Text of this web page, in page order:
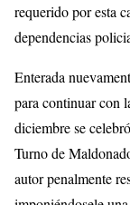
requerido por esta
dependencias
Enterada
para continuar con
diciembre se
Turno de
autor penalmente